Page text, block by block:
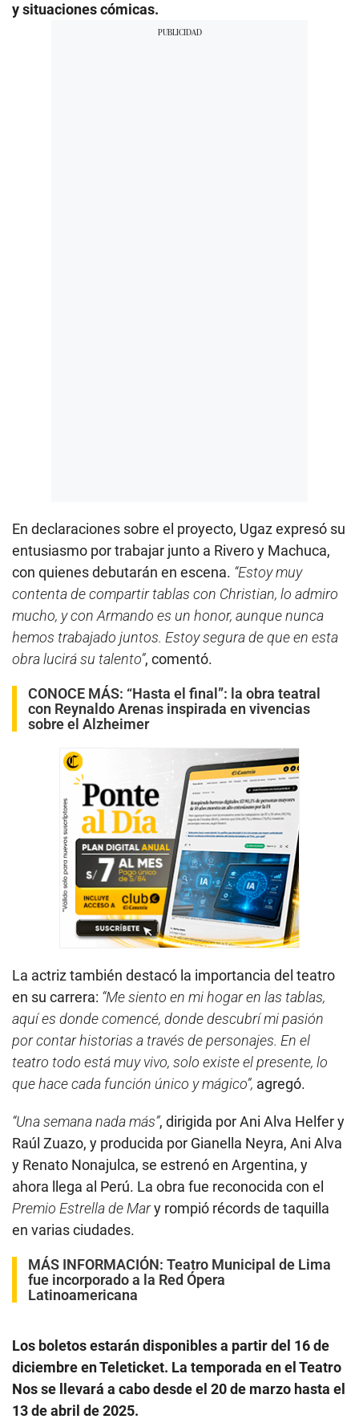
y situaciones cómicas.
En declaraciones sobre el proyecto, Ugaz expresó su
entusiasmo por trabajar junto a Rivero y Machuca,
con quienes debutarán en escena. “Estoy muy
contenta de compartir tablas con Christian, lo admiro
mucho, y con Armando es un honor, aunque nunca
hemos trabajado juntos. Estoy segura de que en esta
obra lucirá su talento”, comentó.
CONOCE MÁS: “Hasta el final”: la obra teatral
con Reynaldo Arenas inspirada en vivencias
sobre el Alzheimer
La actriz también destacó la importancia del teatro
en su carrera: “Me siento en mi hogar en las tablas,
aquí es donde comencé, donde descubrí mi pasión
por contar historias a través de personajes. En el
teatro todo está muy vivo, solo existe el presente, lo
que hace cada función único y mágico”, agregó.
“Una semana nada más”, dirigida por Ani Alva Helfer y
Raúl Zuazo, y producida por Gianella Neyra, Ani Alva
y Renato Nonajulca, se estrenó en Argentina, y
ahora llega al Perú. La obra fue reconocida con el
Premio Estrella de Mary rompió récords de taquilla
en varias ciudades.
MÁS INFORMACIÓN: Teatro Municipal de Lima
fue incorporado a la Red Ópera
Latinoamericana
Los boletos estarán disponibles a partir del 16 de
diciembre en Teleticket. La temporada en el Teatro
Nos se llevará a cabo desde el 20 de marzo hasta el
13 de abril de 2025.